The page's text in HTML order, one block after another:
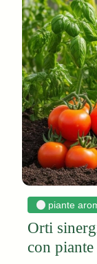
piante
Orti
con